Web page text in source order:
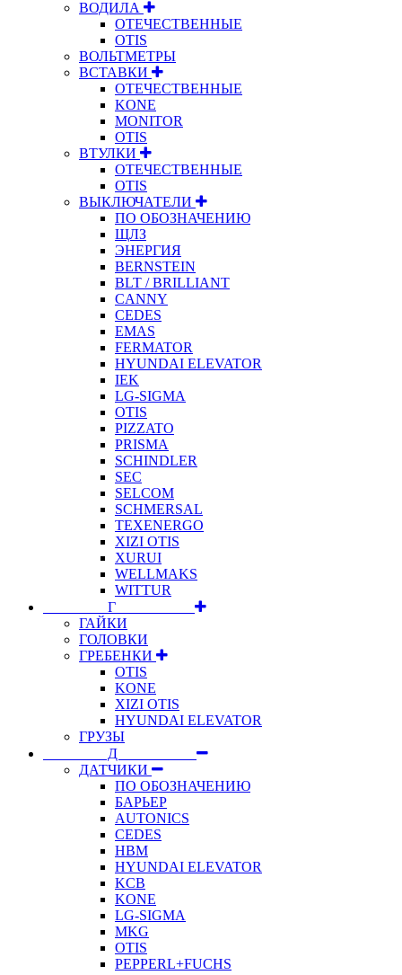
ВОДИЛА
ОТЕЧЕСТВЕННЫЕ
OTIS
ВОЛЬТМЕТРЫ
ВСТАВКИ
ОТЕЧЕСТВЕННЫЕ
KONE
MONITOR
OTIS
ВТУЛКИ
ОТЕЧЕСТВЕННЫЕ
OTIS
ВЫКЛЮЧАТЕЛИ
ПО ОБОЗНАЧЕНИЮ
ЩЛЗ
ЭНЕРГИЯ
BERNSTEIN
BLT / BRILLIANT
CANNY
CEDES
EMAS
FERMATOR
HYUNDAI ELEVATOR
IEK
LG-SIGMA
OTIS
PIZZATO
PRISMA
SCHINDLER
SEC
SELCOM
SCHMERSAL
TEXENERGO
XIZI OTIS
XURUI
WELLMAKS
WITTUR
⠀⠀⠀⠀⠀⠀Г⠀⠀⠀⠀⠀⠀⠀
ГАЙКИ
ГОЛОВКИ
ГРЕБЕНКИ
OTIS
KONE
XIZI OTIS
HYUNDAI ELEVATOR
ГРУЗЫ
⠀⠀⠀⠀⠀⠀Д⠀⠀⠀⠀⠀⠀⠀
ДАТЧИКИ
ПО ОБОЗНАЧЕНИЮ
БАРЬЕР
AUTONICS
CEDES
HBM
HYUNDAI ELEVATOR
KCB
KONE
LG-SIGMA
MKG
OTIS
PEPPERL+FUCHS